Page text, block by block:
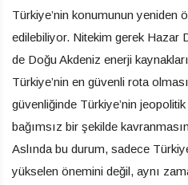
Türkiye’nin konumunun yeniden
edilebiliyor. Nitekim gerek Hazar
de Doğu Akdeniz enerji
Türkiye’nin en güvenli rota
güvenliğinde Türkiye’nin
bağımsız bir şekilde
Aslında bu durum, sadece
yükselen önemini değil, aynı